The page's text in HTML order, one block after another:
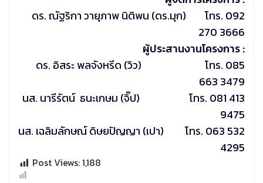
ดร. ณัฐริกา วายุภาพ นิติพน (ดร.มุก) โทร. 092
270 3666
ผู้ประสานงานโครงการ :
ดร. อิสระ พลจังหรีด (วิว) โทร. 085
663 3479
นส. นารีรัตน์ ธนะเกษม (จิ๊ป) โทร. 081 413
9475
นส. เฉลิมลักษณ์ ดิษยปัญญา (เปา) โทร. 063 532
4295
Post Views:1,188